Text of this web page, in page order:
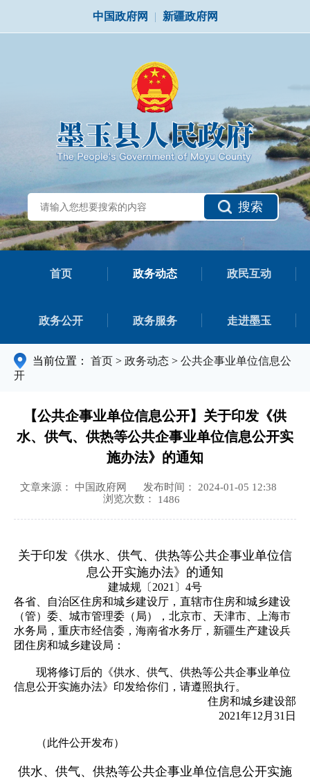
中国政府网 | 新疆政府网
搜索
首页 政务动态 政民互动
政务公开 政务服务 走进墨玉
当前位置： 首页 > 政务动态 > 公共企事业单位信息公
开
【公共企事业单位信息公开】关于印发《供
水、供气、供热等公共企事业单位信息公开实
施办法》的通知
文章来源： 中国政府网
发布时间： 2024-01-05 12:38
浏览次数： 1486
关于印发《供水、供气、供热等公共企事业单位信
息公开实施办法》的通知
建城规〔2021〕4号
各省、自治区住房和城乡建设厅，直辖市住房和城乡建设
（管）委、城市管理委（局），北京市、天津市、上海市
水务局，重庆市经信委，海南省水务厅，新疆生产建设兵
团住房和城乡建设局：
现将修订后的《供水、供气、供热等公共企事业单位
信息公开实施办法》印发给你们，请遵照执行。
住房和城乡建设部
2021年12月31日
（此件公开发布）
供水、供气、供热等公共企事业单位信息公开实施